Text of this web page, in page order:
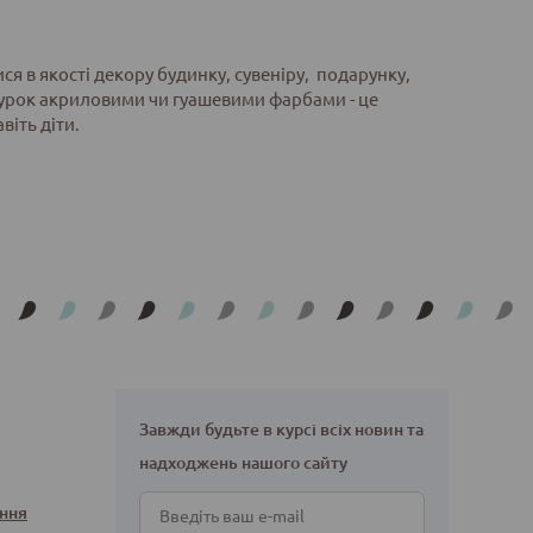
в якості декору будинку, сувеніру, подарунку,
акриловими чи гуашевими фарбами - це
діти.
Завжди будьте в курсі всіх новин та
надходжень нашого сайту